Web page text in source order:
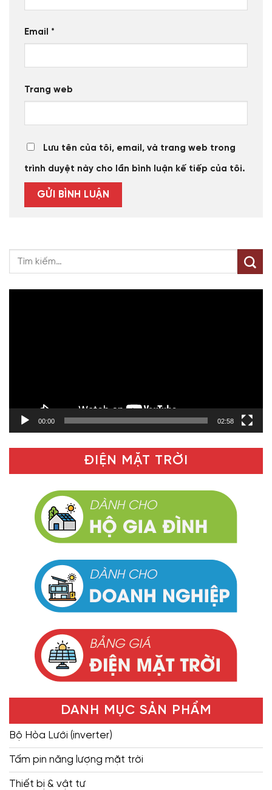
Email *
Trang web
Lưu tên của tôi, email, và trang web trong
trình duyệt này cho lần bình luận kế tiếp của tôi.
00:00 02:58
ĐIỆN MẶT TRỜI
DANH MỤC SẢN PHẨM
Bộ Hòa Lưới (inverter)
Tấm pin năng lượng mặt trời
Thiết bị & vật tư